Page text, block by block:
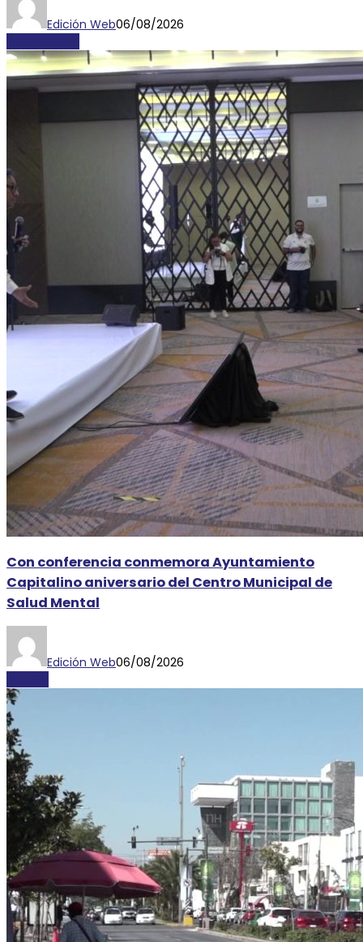
Edición Web06/08/2026
Con conferencia conmemora Ayuntamiento
Capitalino aniversario del Centro Municipal de
Salud Mental
Edición Web06/08/2026